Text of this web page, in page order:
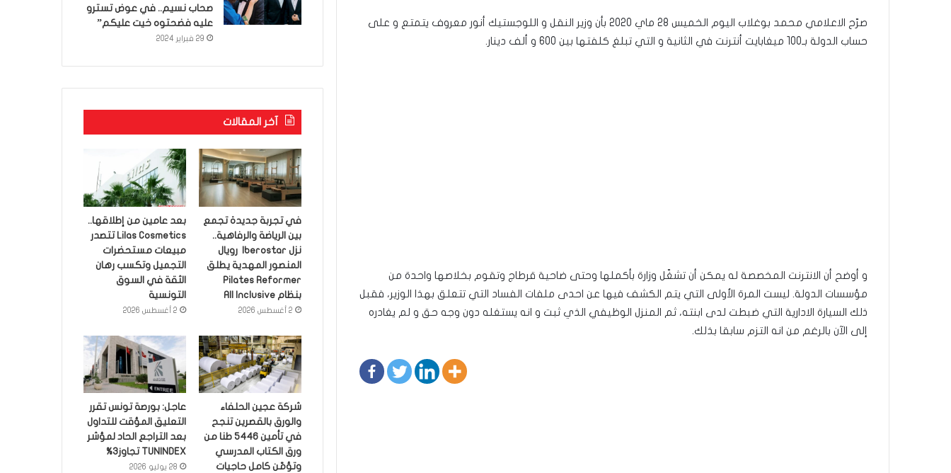
صرّح الاعلامي محمد بوغلاب اليوم الخميس 28 ماي 2020 بأن وزير النقل و اللوجستيك أنور معروف يتمتع و على
حساب الدولة بـ100 ميغابايت أنترنت في الثانية و التي تبلغ كلفتها بين 600 و ألف دينار.
و أوضح أن الانترنت المخصصة له يمكن أن تشغّل وزارة بأكملها وحتى ضاحية قرطاج وتقوم بخلاصها واحدة من
مؤسسات الدولة. ليست المرة الأولى التي يتم الكشف فيها عن احدى ملفات الفساد التي تتعلق بهذا الوزير، فقبل
ذلك السيارة الادارية التي ضبطت لدى ابنته، ثم المنزل الوظيفي الذي ثبت و انه يستغله دون وجه حق و لم يغادره
إلى الآن بالرغم من انه التزم سابقا بذلك.
صحاب نسيم.. في عوض تسترو
عليه فضحتوه خيت عليكم”
29 فبراير 2024
آخر المقالات
في تجربة جديدة تجمع
بين الرياضة والرفاهية..
نزل Iberostar رويال
المنصور المهدية يطلق
Pilates Reformer
بنظام All Inclusive
2 أغسطس 2026
بعد عامين من إطلاقها..
Lilas Cosmetics تتصدر
مبيعات مستحضرات
التجميل وتكسب رهان
الثقة في السوق
التونسية
2 أغسطس 2026
شركة عجين الحلفاء
والورق بالقصرين تنجح
في تأمين 5446 طنا من
ورق الكتاب المدرسي
وتؤمّن كامل حاجيات
عاجل: بورصة تونس تقرر
التعليق المؤقت للتداول
بعد التراجع الحاد لمؤشر
TUNINDEX تجاوز3%
28 يوليو 2026